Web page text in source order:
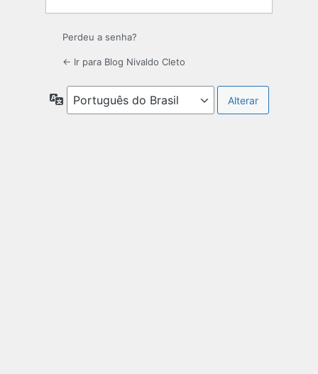
Perdeu a senha?
← Ir para Blog Nivaldo Cleto
Idioma